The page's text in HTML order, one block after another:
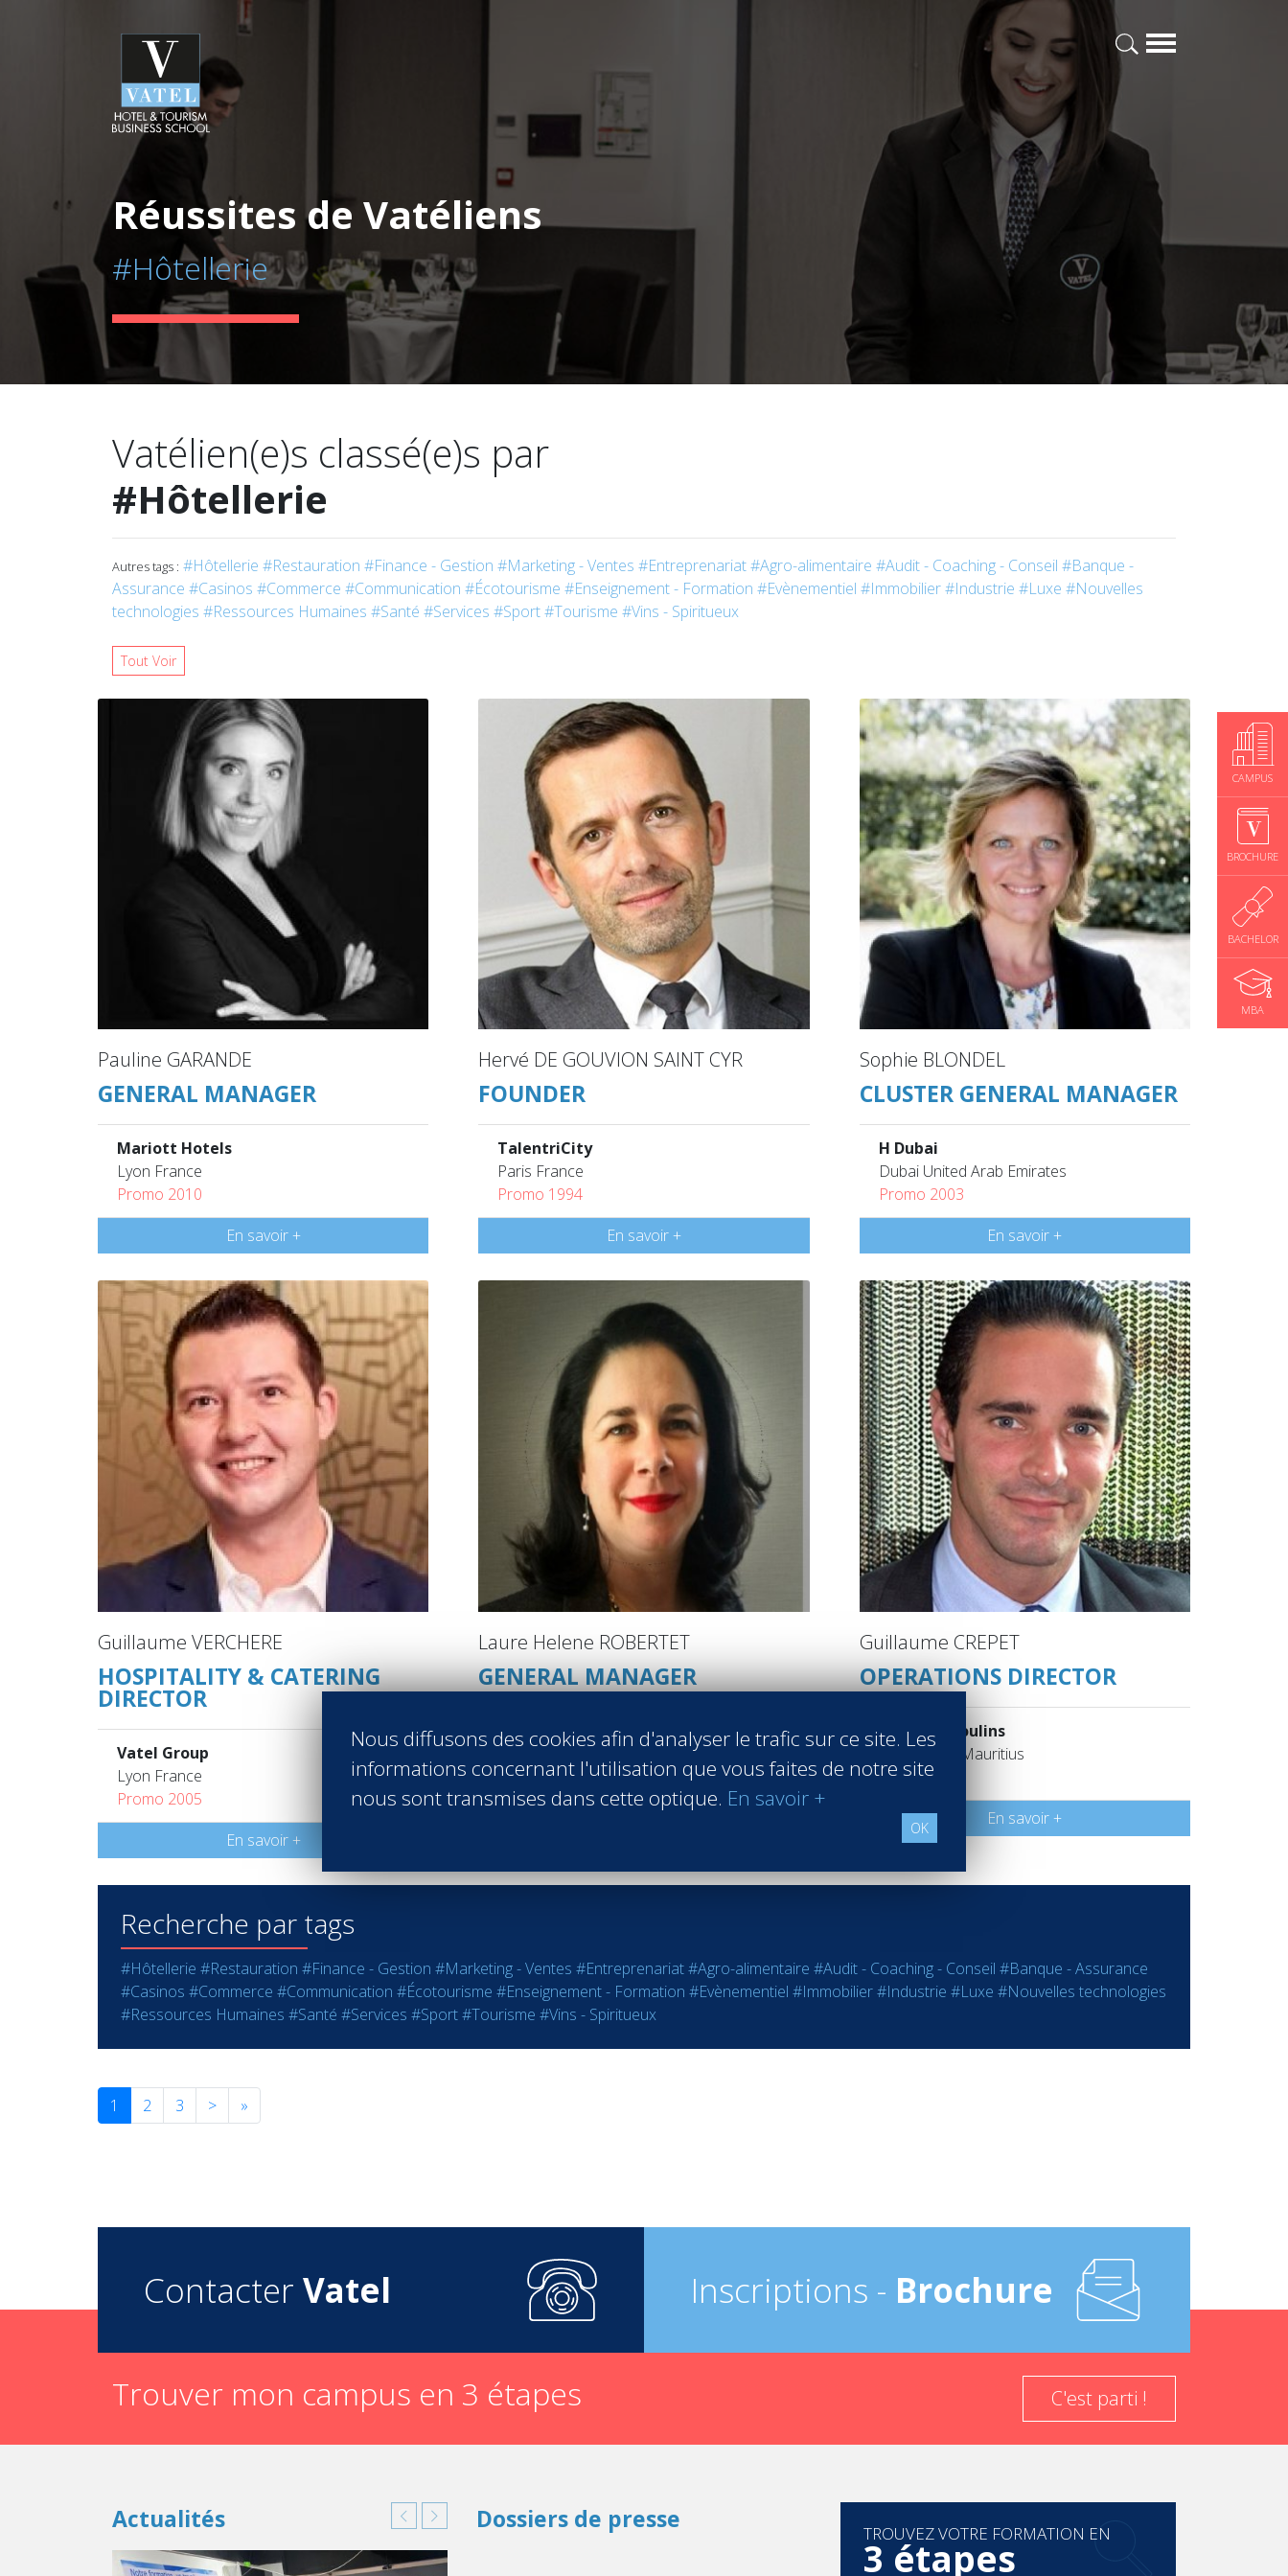
CAMPUS
BROCHURE
BACHELOR
MBA
Réussites de Vatéliens
#Hôtellerie
Vatélien(e)s classé(e)s par
#Hôtellerie
Autres tags : #Hôtellerie #Restauration #Finance - Gestion #Marketing - Ventes #Entreprenariat#Agro-alimentaire #Audit - Coaching - Conseil #Banque -
Assurance #Casinos #Commerce #Communication #Écotourisme #Enseignement - Formation #Evènementiel #Immobilier#Industrie #Luxe #Nouvelles
technologies #Ressources Humaines #Santé #Services #Sport#Tourisme #Vins - Spiritueux
Tout Voir
Pauline GARANDE
GENERAL MANAGER
Mariott Hotels
Lyon France
Promo 2010
En savoir +
Guillaume VERCHERE
HOSPITALITY & CATERING
DIRECTOR
Vatel Group
Lyon France
Promo 2005
En savoir +
Hervé DE GOUVION SAINT CYR
FOUNDER
TalentriCity
Paris France
Promo 1994
En savoir +
Laure Helene ROBERTET
GENERAL MANAGER
IHG Hotels & Resorts
Roissy en France France
Promo 2000
En savoir +
Sophie BLONDEL
CLUSTER GENERAL MANAGER
H Dubai
Dubai United Arab Emirates
Promo 2003
En savoir +
Guillaume CREPET
OPERATIONS DIRECTOR
Pains et Moulins
Grand Baie Mauritius
Promo 2007
En savoir +
Recherche par tags
#Hôtellerie #Restauration #Finance - Gestion #Marketing - Ventes #Entreprenariat#Agro-alimentaire #Audit - Coaching - Conseil #Banque - Assurance
#Casinos #Commerce #Communication #Écotourisme #Enseignement - Formation #Evènementiel #Immobilier#Industrie #Luxe #Nouvelles technologies
#Ressources Humaines #Santé #Services #Sport#Tourisme #Vins - Spiritueux
1 2 3 > »
Contacter Vatel Inscriptions - Brochure
Trouver mon campus en 3 étapes C'est parti !
Actualités Dossiers de presse TROUVEZ VOTRE FORMATION EN
3 étapes
Nous diffusons des cookies afin d'analyser le trafic sur ce site. Les
informations concernant l'utilisation que vous faites de notre site
nous sont transmises dans cette optique. En savoir +
OK